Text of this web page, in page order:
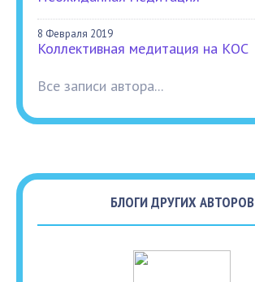
8 Февраля 2019
Коллективная медитация на КОС
Все записи автора...
БЛОГИ ДРУГИХ АВТОРОВ